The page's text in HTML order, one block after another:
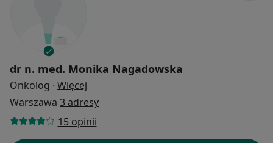
dr n. med. Monika Nagadowska
Onkolog · Więcej
Warszawa 3 adresy
15 opinii